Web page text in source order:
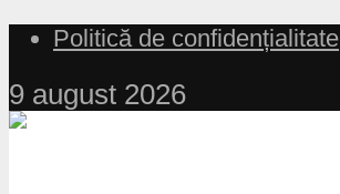
Politică de confidențialitate
9 august 2026